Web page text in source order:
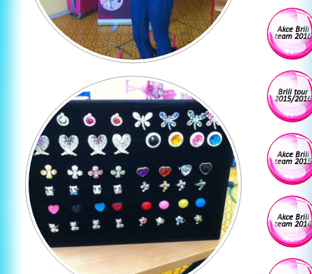
Akce Brili
team 2016
Brili tour
2015/2016
Akce Brili
team 2015
Akce Brili
team 2014